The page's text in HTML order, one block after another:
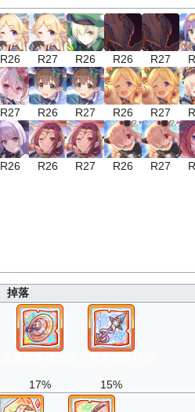
R26 R27 R26 R26 R27
R27 R26 R27 R26 R27
R26 R26 R27 R26 R27
掉落
17% 15%